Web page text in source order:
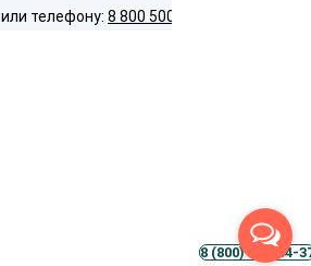
8 (800) 500-54-
или телефону: 8 800 500 5437